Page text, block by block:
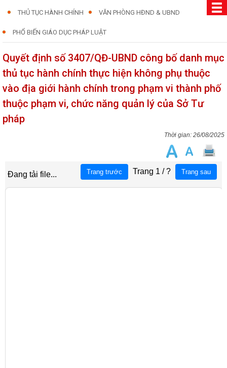
THỦ TỤC HÀNH CHÍNH VĂN PHÒNG HĐND & UBND
PHỔ BIẾN GIÁO DỤC PHÁP LUẬT
Quyết định số 3407/QĐ-UBND công bố danh mục
thủ tục hành chính thực hiện không phụ thuộc
vào địa giới hành chính trong phạm vi thành phố
thuộc phạm vi, chức năng quản lý của Sở Tư
pháp
26/08/2025